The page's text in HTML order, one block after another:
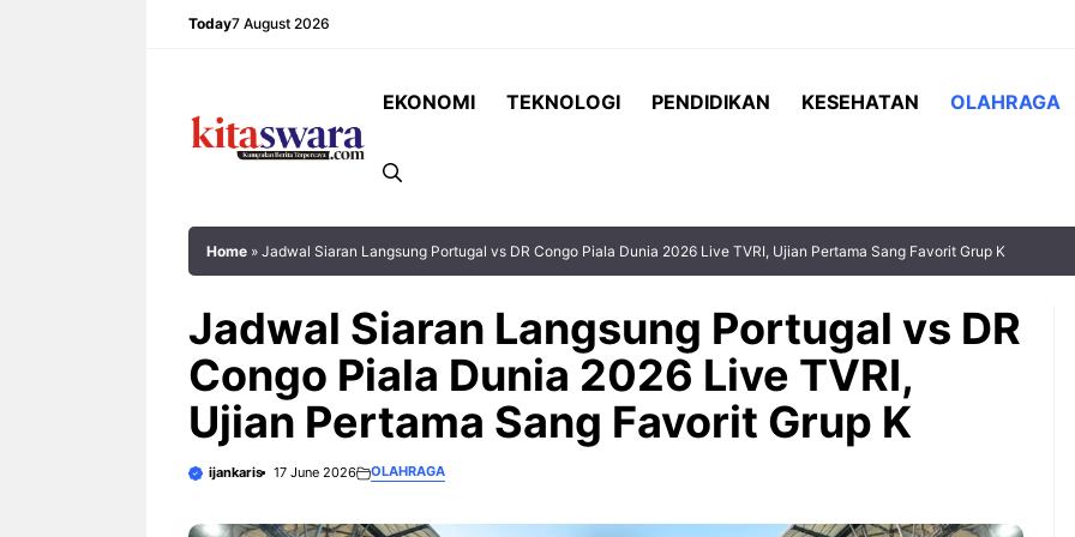
Today7 August 2026
EKONOMI TEKNOLOGI PENDIDIKAN KESEHATAN OLAHRAGA
Home » Jadwal Siaran Langsung Portugal vs DR Congo Piala Dunia 2026 Live TVRI, Ujian Pertama Sang Favorit Grup K
Jadwal Siaran Langsung Portugal vs DR
Congo Piala Dunia 2026 Live TVRI,
Ujian Pertama Sang Favorit Grup K
ijankaris 17 June 2026 OLAHRAGA
Rekor Pertemuan Indonesia vs
Singapura: Garuda Lebih Unggul,
tetapi The Lions Tak Pernah
Mudah Dikalahkan JAKARTA –
JAKARTA – Laga Indonesia vs
Singapura pada matchday terakhir
Grup A ASEAN Hyundai Cup
2026 dipastikan menjadi
Teh serai menjadi salah satu
minuman herbal yang semakin
populer karena menawarkan rasa